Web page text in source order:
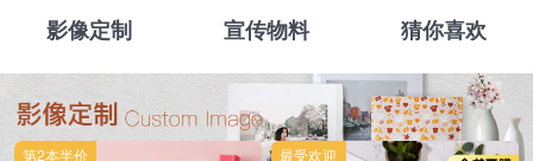
影像定制 宣传物料 猜你喜欢
第2本半价 最受欢迎